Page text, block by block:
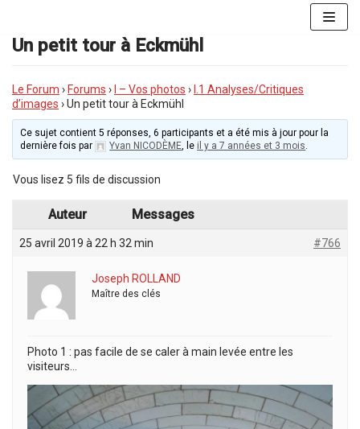
au
contenu
Un petit tour à Eckmühl
Le Forum › Forums › I – Vos photos ›
I.1 Analyses/Critiques
d’images ›Un petit tour à Eckmühl
Ce sujet contient 5 réponses, 6 participants et a été mis à jour pour la
dernière fois par
Yvan NICODÈME, le il y a 7 années et 3 mois.
Vous lisez 5 fils de discussion
Auteur Messages
25 avril 2019 à 22 h 32 min #766
Joseph ROLLAND
Maître des clés
Photo 1 : pas facile de se caler à main levée entre les
visiteurs…